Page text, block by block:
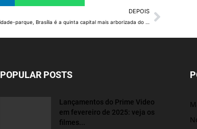
DEPOIS
Cidade-parque, Brasília é a quinta capital mais arborizada do país
POPULAR POSTS
Lançamentos do Prime Video
em fevereiro de 2025: veja os
filmes...